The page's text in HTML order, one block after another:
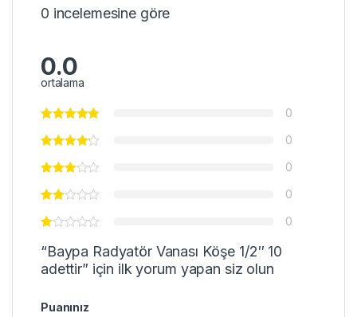
0 incelemesine göre
0.0
ortalama
0
0
0
0
0
“Baypa Radyatör Vanası Köşe 1/2″ 10
adettir” için ilk yorum yapan siz olun
Puanınız